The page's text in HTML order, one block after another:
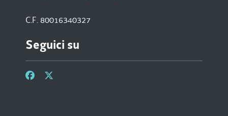
C.F. 80016340327
Seguici su